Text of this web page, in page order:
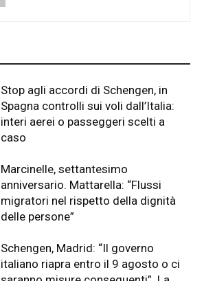
Stop agli accordi di Schengen, in
Spagna controlli sui voli dall’Italia:
interi aerei o passeggeri scelti a
caso
Marcinelle, settantesimo
anniversario. Mattarella: “Flussi
migratori nel rispetto della dignità
delle persone”
Schengen, Madrid: “Il governo
italiano riapra entro il 9 agosto o ci